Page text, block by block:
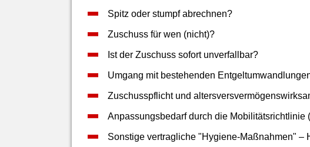
Spitz oder stumpf abrechnen?
Zuschuss für wen (nicht)?
Ist der Zuschuss sofort unverfallbar?
Umgang mit bestehenden
Zuschusspflicht und
Anpassungsbedarf durch die Mobilitätsrichtlinie
Sonstige vertragliche "Hygiene-Maßnahmen" –